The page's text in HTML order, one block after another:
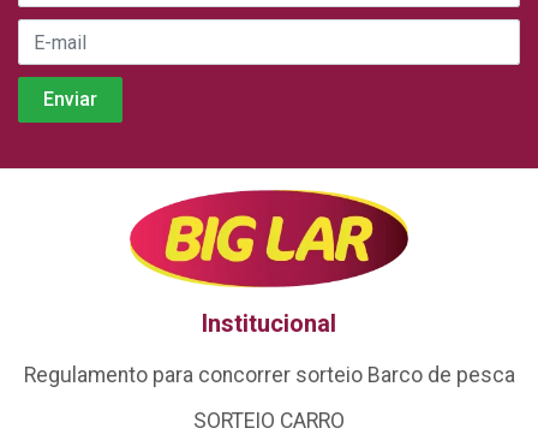
Institucional
Regulamento para concorrer sorteio Barco de pesca
SORTEIO CARRO